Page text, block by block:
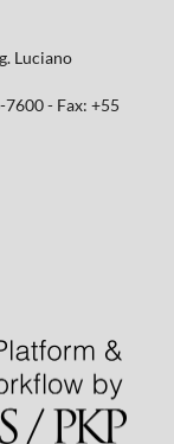
Luciano
- Fax: +55